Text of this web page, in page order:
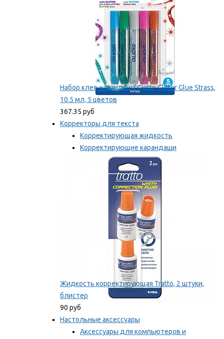
Набор клея-карандаша Giotto Glitter Glue Strass,
10.5 мл, 5 цветов
367.35 руб
Корректоры для текста
Корректирующая жидкость
Корректирующие карандаши
Корректирующие ленты
Мы рекомендуем
Жидкость корректирующая Tratto, 2 штуки,
блистер
90 руб
Настольные аксессуары
Аксессуары для компьютеров и